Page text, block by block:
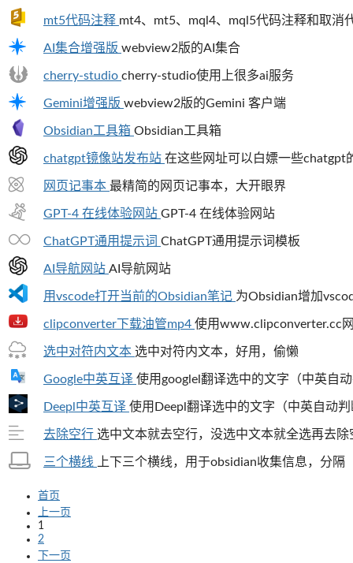
mt5代码注释 mt4、mt5、mql4、mql5代码注释和取消
AI集合增强版 webview2版的AI集合
cherry-studio cherry-studio使用上很多ai服务
Gemini增强版 webview2版的Gemini 客户端
Obsidian工具箱 Obsidian工具箱
chatgpt镜像站发布站 在这些网址可以白嫖一些chatgpt
网页记事本 最精简的网页记事本，大开眼界
GPT-4 在线体验网站 GPT-4 在线体验网站
ChatGPT通用提示词 ChatGPT通用提示词模板
AI导航网站 AI导航网站
用vscode打开当前的Obsidian笔记 为Obsidian增加
clipconverter下载油管mp4 使用www.clipconverter.cc
选中对符内文本 选中对符内文本，好用，偷懒
Google中英互译 使用googlel翻译选中的文字（中英自
Deepl中英互译 使用Deepl翻译选中的文字（中英自动
去除空行 选中文本就去空行，没选中文本就全选再去除
三个横线 上下三个横线，用于obsidian收集信息，分隔
首页
上一页
1
2
下一页